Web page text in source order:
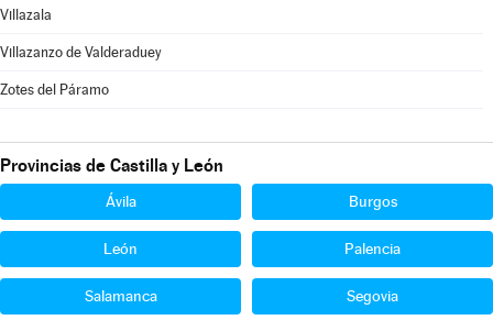
Villazala
Villazanzo de Valderaduey
Zotes del Páramo
Provincias de Castilla y León
Ávila Burgos
León Palencia
Salamanca Segovia